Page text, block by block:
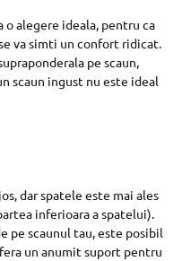
o alegere ideala, pentru ca
va simti un confort ridicat.
pe scaun,
scaun ingust nu este ideal
dar spatele este mai ales
inferioara a spatelui).
pe scaunul tau, este posibil
un anumit suport pentru